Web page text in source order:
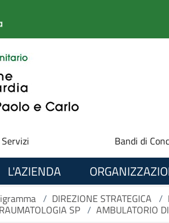
Bandi di
L'AZIENDA
/ DIREZIONE STRATEGICA /
SP / AMBULATORIO